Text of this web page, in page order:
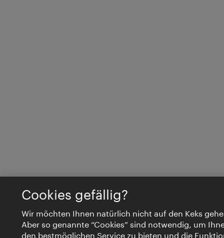
Cookies gefällig?
Wir möchten Ihnen natürlich nicht auf den Keks
Aber so genannte “Cookies” sind notwendig, um
den bestmöglichen Service zu bieten und die